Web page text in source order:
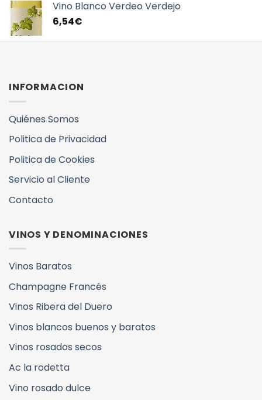
Vino Blanco Verdeo Verdejo
6,54€
INFORMACION
Quiénes Somos
Politica de Privacidad
Politica de Cookies
Servicio al Cliente
Contacto
VINOS Y DENOMINACIONES
Vinos Baratos
Champagne Francés
Vinos Ribera del Duero
Vinos blancos buenos y baratos
Vinos rosados secos
Ac la rodetta
Vino rosado dulce